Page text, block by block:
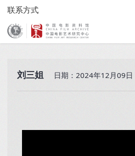
联系方式
首页 >放映>艺术影院
刘三姐 日期：2024年12月09日